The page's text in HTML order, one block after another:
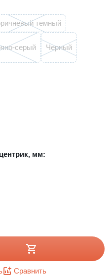
темный
серый Черный
мм:
Сравнить